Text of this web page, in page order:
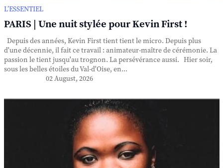
L’ESSENTIEL
PARIS | Une nuit stylée pour Kevin First !
Depuis des années, Kevin First tient tient le micro. Depuis plus
d'une décennie, il fait ce travail : animateur-maître de cérémonie. La
passion le tient jusqu'au trognon. La persévérance aussi. Hier soir,
sous les belles étoiles du Val-d'Oise, en...
02 August, 2026